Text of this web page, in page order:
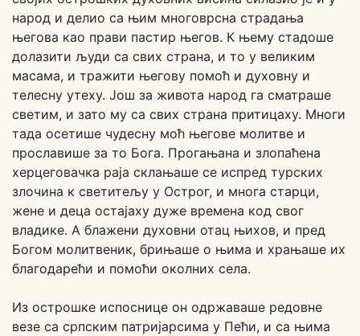
народ и делио са њим многоврсна страдања
његова као прави пастир његов. К њему стадоше
долазити људи са свих страна, и то у великим
масама, и тражити његову помоћ и духовну и
телесну утеху. Још за живота народ га сматраше
светим, и зато му са свих страна притицаху. Многи
тада осетише чудесну моћ његове молитве и
прославише за то Бога. Прогањана и злопаћена
херцеговачка раја склањаше се испред турских
злочина к светитељу у Острог, и многа старци,
жене и деца остајаху дуже времена код свог
владике. А блажени духовни отац њихов, и пред
Богом молитвеник, брињаше о њима и храњаше их
благодарећи и помоћи околних села.
Из острошке испоснице он одржаваше редовне
везе са српским патријарсима у Пећи, и са њима